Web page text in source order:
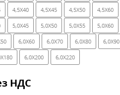
4,5X40 4,5X45 4,5X50 4,5X60
5,0X45 5,0X50 5,0X55 5,0X60
6,0X60 6,0X70 6,0X80 6,0X90
6,0X200 6,0X220
НДС